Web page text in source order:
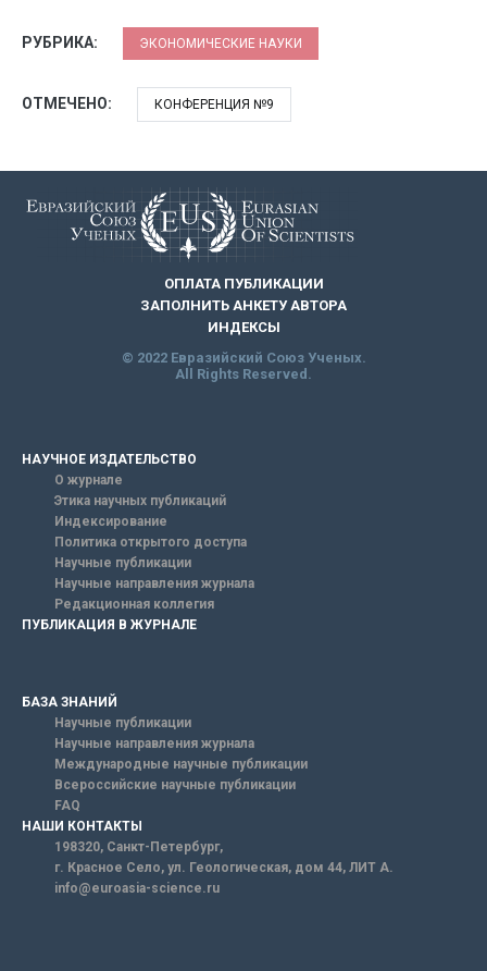
РУБРИКА: ЭКОНОМИЧЕСКИЕ НАУКИ
ОТМЕЧЕНО: КОНФЕРЕНЦИЯ №9
ОПЛАТА ПУБЛИКАЦИИ
ЗАПОЛНИТЬ АНКЕТУ АВТОРА
ИНДЕКСЫ
© 2022 Евразийский Союз Ученых.
All Rights Reserved.
НАУЧНОЕ ИЗДАТЕЛЬСТВО
О журнале
Этика научных публикаций
Индексирование
Политика открытого доступа
Научные публикации
Научные направления журнала
Редакционная коллегия
ПУБЛИКАЦИЯ В ЖУРНАЛЕ
БАЗА ЗНАНИЙ
Научные публикации
Научные направления журнала
Международные научные публикации
Всероссийские научные публикации
FAQ
НАШИ КОНТАКТЫ
198320, Санкт-Петербург,
г. Красное Село, ул. Геологическая, дом 44, ЛИТ А.
info@euroasia-science.ru